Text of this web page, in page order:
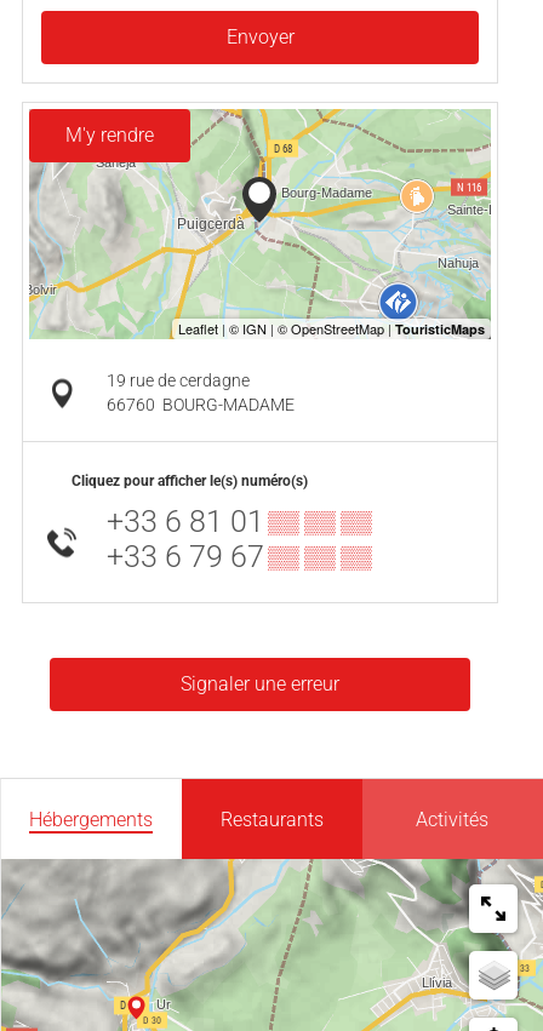
Envoyer
M'y rendre
19 rue de cerdagne
66760 BOURG-MADAME
Cliquez pour afficher le(s) numéro(s)
+33 6 81 01 ▒▒ ▒▒ ▒▒
+33 6 79 67▒▒ ▒▒ ▒▒
Signaler une erreur
Hébergements Restaurants Activités